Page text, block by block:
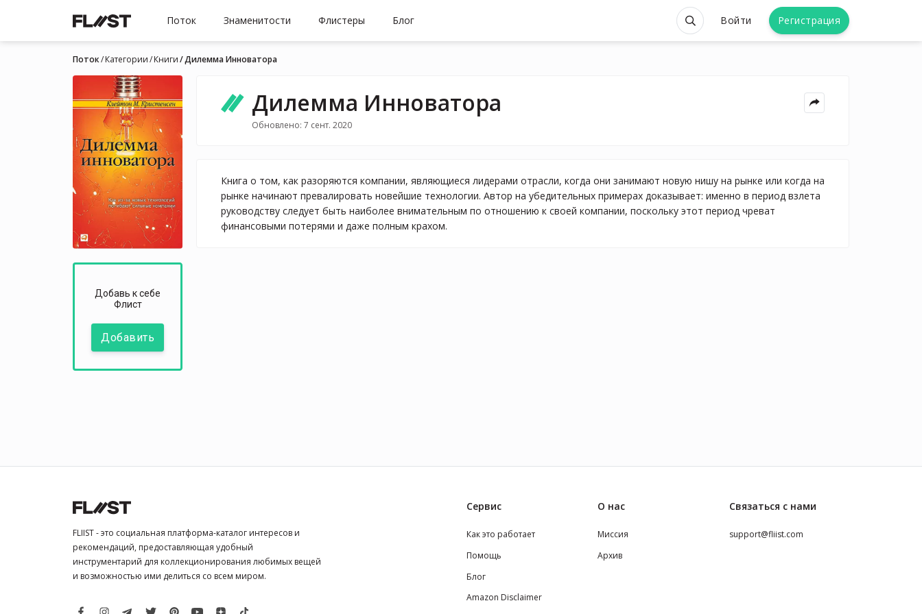
Поток Знаменитости Флистеры Блог Войти Регистрация
Поток Категории Книги Дилемма Инноватора
Добавь к себе
Флист
Добавить
Дилемма Инноватора
Обновлено: 7 сент. 2020
Книга о том, как разоряются компании, являющиеся лидерами отрасли, когда они занимают новую нишу на рынке или когда на
рынке начинают превалировать новейшие технологии. Автор на убедительных примерах доказывает: именно в период взлета
руководству следует быть наиболее внимательным по отношению к своей компании, поскольку этот период чреват
финансовыми потерями и даже полным крахом.
FLIIST - это социальная платформа-каталог интересов и
рекомендаций, предоставляющая удобный
инструментарий для коллекционирования любимых вещей
и возможностью ими делиться со всем миром.
Сервис
Как это работает
Помощь
Блог
Amazon Disclaimer
О нас
Миссия
Архив
Связаться с нами
support@fliist.com